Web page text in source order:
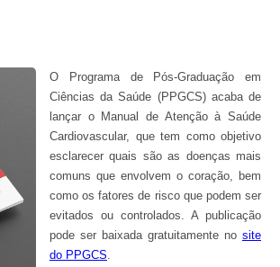
O Programa de Pós-Graduação em
Ciências da Saúde (PPGCS) acaba de
lançar o Manual de Atenção à Saúde
Cardiovascular, que tem como objetivo
esclarecer quais são as doenças mais
comuns que envolvem o coração, bem
como os fatores de risco que podem ser
evitados ou controlados. A publicação
pode ser baixada gratuitamente no site
do PPGCS.